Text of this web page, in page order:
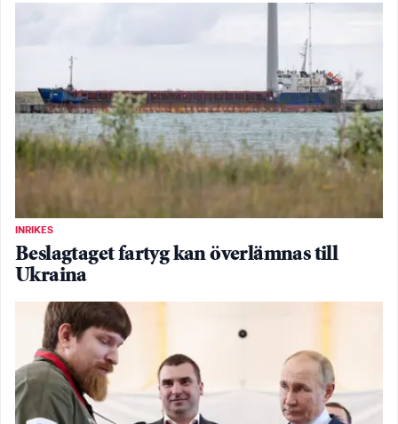
INRIKES
Beslagtaget fartyg kan överlämnas till
Ukraina